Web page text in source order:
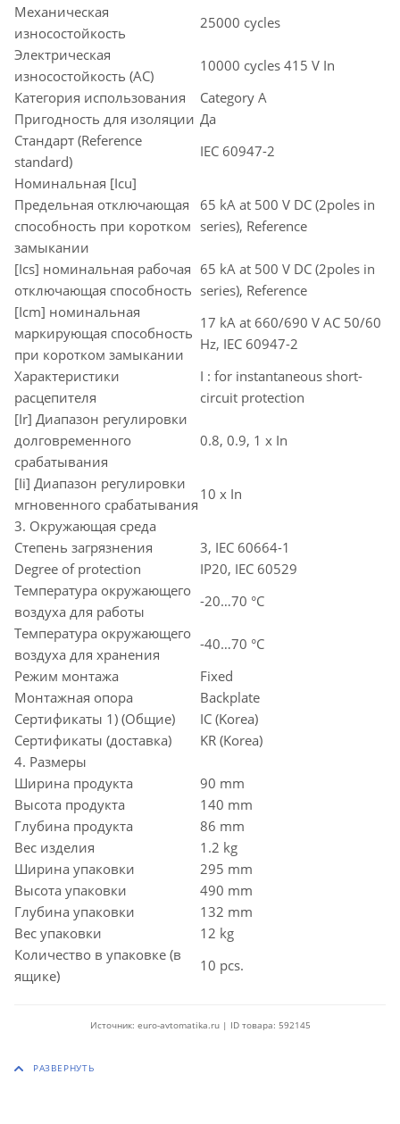
Механическая
износостойкость
25000 cycles
Электрическая
износостойкость (AC)
10000 cycles 415 V In
Категория использования
Category A
Пригодность для изоляции Да
Стандарт (Reference
standard)
IEC 60947-2
Номинальная [Icu]
Предельная отключающая
способность при коротком
замыкании
65 kA at 500 V DC (2poles in
series), Reference
[Ics] номинальная рабочая
отключающая способность
65 kA at 500 V DC (2poles in
series), Reference
[Icm] номинальная
маркирующая способность
при коротком замыкании
17 kA at 660/690 V AC 50/60
Hz, IEC 60947-2
Характеристики
расцепителя
I : for instantaneous short-
circuit protection
[Ir] Диапазон регулировки
долговременного
срабатывания
0.8, 0.9, 1 x In
[Ii] Диапазон регулировки
мгновенного срабатывания
10 x In
3. Окружающая среда
Степень загрязнения
3, IEC 60664-1
Degree of protection
IP20, IEC 60529
Температура окружающего
воздуха для работы
-20…70 °C
Температура окружающего
воздуха для хранения
-40…70 °C
Режим монтажа
Fixed
Монтажная опора
Backplate
Сертификаты 1) (Общие)
IC (Korea)
Сертификаты (доставка)
KR (Korea)
4. Размеры
Ширина продукта
90 mm
Высота продукта
140 mm
Глубина продукта
86 mm
Вес изделия
1.2 kg
Ширина упаковки
295 mm
Высота упаковки
490 mm
Глубина упаковки
132 mm
Вес упаковки
12 kg
Количество в упаковке (в
ящике)
10 pcs.
Источник: euro-avtomatika.ru | ID товара: 592145